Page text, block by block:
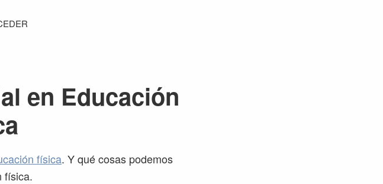
en Educación
física. Y qué cosas podemos
física.